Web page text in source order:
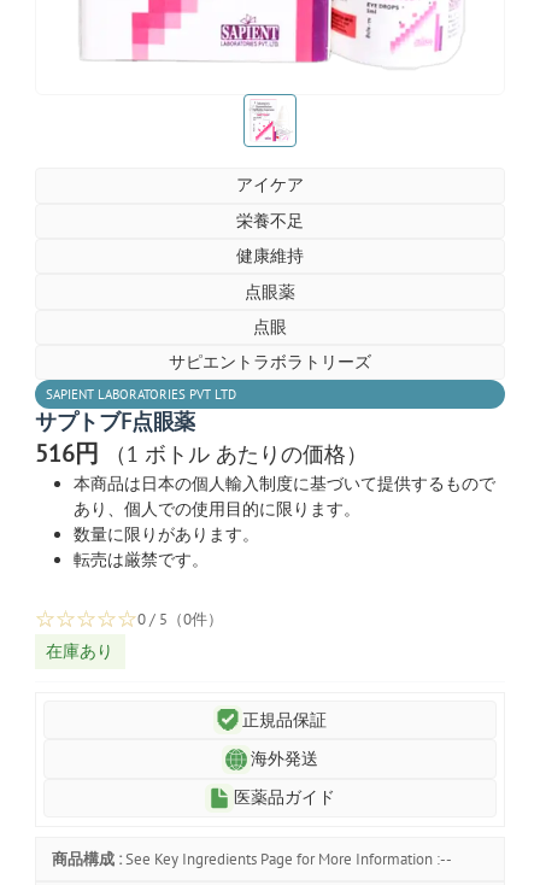
お薬ショップ
アイケア
栄養不足
健康維持
点眼薬
点眼
サピエントラボラトリーズ
SAPIENT LABORATORIES PVT LTD
サプトブF点眼薬
516円 （1 ボトル あたりの価格）
本商品は日本の個人輸入制度に基づいて提供するもので
あり、個人での使用目的に限ります。
数量に限りがあります。
転売は厳禁です。
☆☆☆☆☆0 / 5（0件）
在庫あり
正規品保証
海外発送
医薬品ガイド
商品構成 : See Key Ingredients Page for More Information :--